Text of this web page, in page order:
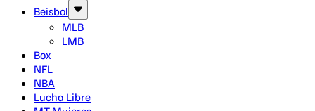
Beisbol
MLB
LMB
Box
NFL
NBA
Lucha Libre